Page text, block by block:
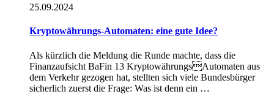
25.09.2024
Kryptowährungs-Automaten: eine gute Idee?
Als kürzlich die Meldung die Runde machte, dass die
Finanzaufsicht BaFin 13 KryptowährungsAutomaten aus
dem Verkehr gezogen hat, stellten sich viele Bundesbürger
sicherlich zuerst die Frage: Was ist denn ein …